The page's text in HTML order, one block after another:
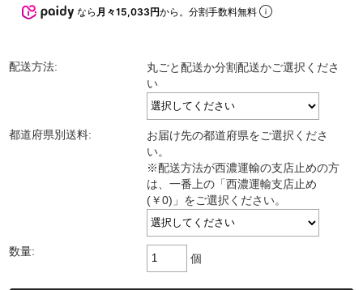
なら 月々15,033円から。分割手数料無料
配送方法:
丸ごと配送か分割配送かご選択くださ
い
都道府県別送料:
お届け先の都道府県をご選択くださ
い。
※配送方法が西濃運輸の支店止めの方
は、一番上の「西濃運輸支店止め
(￥0)」をご選択ください。
数量:
個